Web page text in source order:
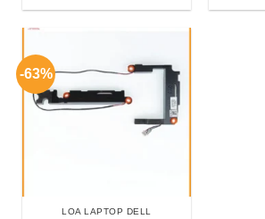
-63%
LOA LAPTOP DELL